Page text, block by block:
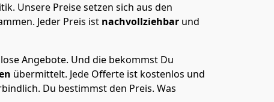
Unsere Preise setzen sich aus den
Jeder Preis ist nachvollziehbar und
Angebote. Und die bekommst Du
übermittelt. Jede Offerte ist kostenlos und
Du bestimmst den Preis. Was